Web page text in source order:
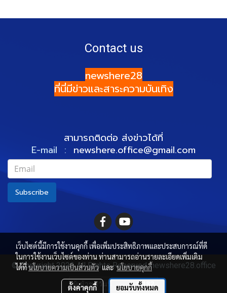
Contact us
newshere28
ที่นี่มีข่าวและสาระความบันเทิง
สามารถติดต่อ ส่งข่าวได้ที่
E-mail : newshere.office@gmail.com
Subscribe
© Copyright 2022 All Rights Reserved. newshere28.office
ผู้เข้าชมวันนี้
1,182
เว็บไซต์นี้มีการใช้งานคุกกี้ เพื่อเพิ่มประสิทธิภาพและประสบการณ์ที่ดี
ในการใช้งานเว็บไซต์ของท่าน ท่านสามารถอ่านรายละเอียดเพิ่มเติม
ได้ที่นโยบายความเป็นส่วนตัวและนโยบายคุกกี้
ตั้งค่าคุกกี้ ยอมรับทั้งหมด